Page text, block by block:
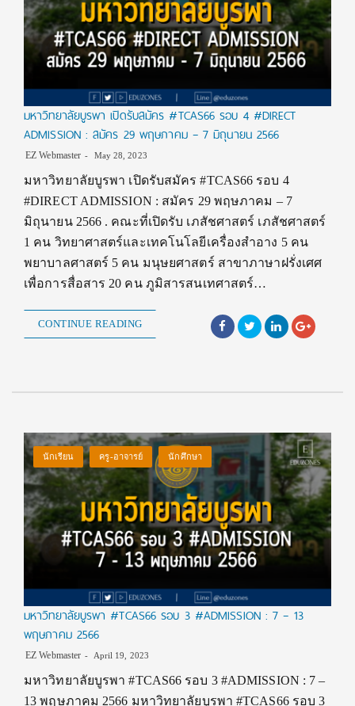
มหาวิทยาลัยบูรพา เปิดรับสมัคร #TCAS66 รอบ 4 #DIRECT
ADMISSION : สมัคร 29 พฤษภาคม – 7 มิถุนายน 2566
EZ Webmaster May 28, 2023
มหาวิทยาลัยบูรพา เปิดรับสมัคร #TCAS66 รอบ 4
#DIRECT ADMISSION : สมัคร 29 พฤษภาคม – 7
มิถุนายน 2566 . คณะที่เปิดรับ เภสัชศาสตร์ เภสัชศาสตร์
1 คน วิทยาศาสตร์และเทคโนโลยีเครื่องสำอาง 5 คน
พยาบาลศาสตร์ 5 คน มนุษยศาสตร์ สาขาภาษาฝรั่งเศศ
เพื่อการสื่อสาร 20 คน ภูมิสารสนเทศาสตร์…
CONTINUE READING
นักเรียน ครู-อาจารย์ นักศึกษา
มหาวิทยาลัยบูรพา #TCAS66 รอบ 3 #ADMISSION : 7 – 13
พฤษภาคม 2566
EZ Webmaster April 19, 2023
มหาวิทยาลัยบูรพา #TCAS66 รอบ 3 #ADMISSION : 7 –
13 พฤษภาคม 2566 มหาวิทยาลัยบูรพา #TCAS66 รอบ 3